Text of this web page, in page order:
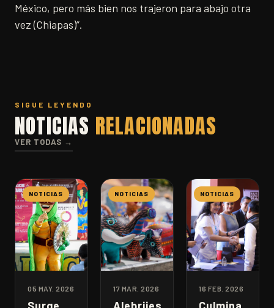
México, pero más bien nos trajeron para abajo otra
vez (Chiapas)”.
SIGUE LEYENDO
NOTICIAS RELACIONADAS
VER TODAS →
NOTICIAS
05 MAY. 2026
NOTICIAS
17 MAR. 2026
NOTICIAS
16 FEB. 2026